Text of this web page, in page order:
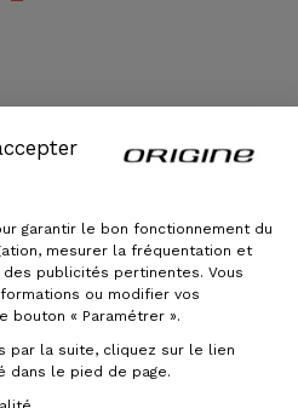
garantir le bon fonctionnement du
mesurer la fréquentation et
publicités pertinentes. Vous
ou modifier vos
bouton « Paramétrer ».
par la suite, cliquez sur le lien
dans le pied de page.
Cycles